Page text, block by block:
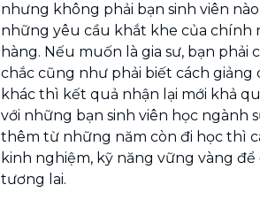
nhưng không phải bạn sinh viên
những yêu cầu khắt khe của chính
hàng. Nếu muốn là gia sư, bạn
chắc cũng như phải biết cách giảng
khác thì kết quả nhận lại mới khả
với những bạn sinh viên học ngành
thêm từ những năm còn đi học thì
kinh nghiệm, kỹ năng vững vàng
tương lai.